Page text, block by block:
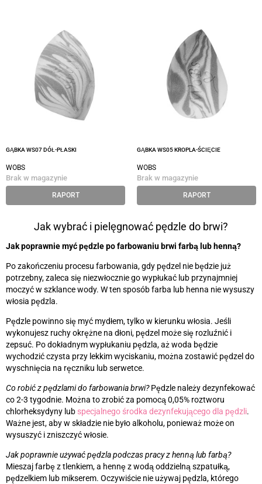
GĄBKA WS07 DÓŁ-PŁASKI
WOBS
Brak w magazynie
RAPORT
GĄBKA WS05 KROPLA-ŚCIĘCIE
WOBS
Brak w magazynie
RAPORT
Jak wybrać i pielęgnować pędzle do brwi?
Jak poprawnie myć pędzle po farbowaniu brwi farbą lub henną?
Po zakończeniu procesu farbowania, gdy pędzel nie będzie już
potrzebny, zaleca się niezwłocznie go wypłukać lub przynajmniej
moczyć w szklance wody. W ten sposób farba lub henna nie wysuszy
włosia pędzla.
Pędzle powinno się myć mydłem, tylko w kierunku włosia. Jeśli
wykonujesz ruchy okrężne na dłoni, pędzel może się rozluźnić i
zepsuć. Po dokładnym wypłukaniu pędzla, aż woda będzie
wychodzić czysta przy lekkim wyciskaniu, można zostawić pędzel do
wyschnięcia na ręczniku lub serwetce.
Co robić z pędzlami do farbowania brwi?Pędzle należy dezynfekować
co 2-3 tygodnie. Można to zrobić za pomocą 0,05% roztworu
chlorheksydyny lub specjalnego środka dezynfekującego dla pędzli.
Ważne jest, aby w składzie nie było alkoholu, ponieważ może on
wysuszyć i zniszczyć włosie.
Jak poprawnie używać pędzla podczas pracy z henną lub farbą?
Mieszaj farbę z tlenkiem, a hennę z wodą oddzielną szpatułką,
pędzelkiem lub mikserem. Oczywiście nie używaj pędzla, którego